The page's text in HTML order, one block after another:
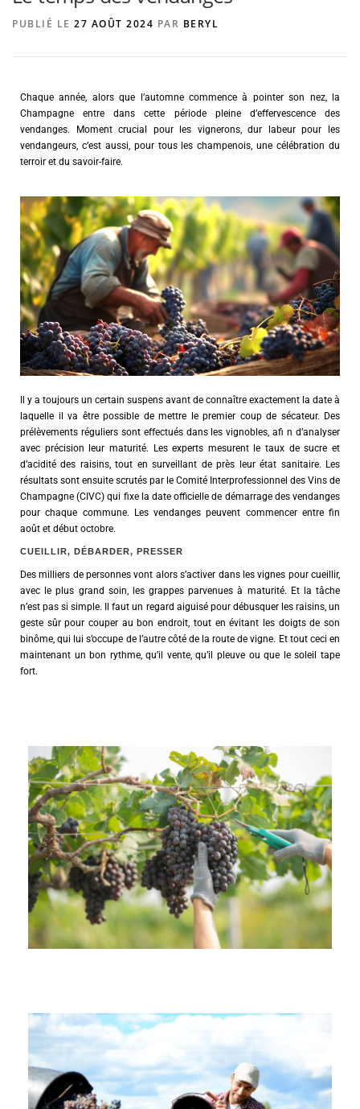
PUBLIÉ LE 27 AOÛT 2024 PAR BERYL
Chaque année, alors que l’automne commence à pointer son nez, la
Champagne entre dans cette période pleine d’effervescence des
vendanges. Moment crucial pour les vignerons, dur labeur pour les
vendangeurs, c’est aussi, pour tous les champenois, une célébration du
terroir et du savoir-faire.
Il y a toujours un certain suspens avant de connaître exactement la date à
laquelle il va être possible de mettre le premier coup de sécateur. Des
prélèvements réguliers sont effectués dans les vignobles, afi n d’analyser
avec précision leur maturité. Les experts mesurent le taux de sucre et
d’acidité des raisins, tout en surveillant de près leur état sanitaire. Les
résultats sont ensuite scrutés par le Comité Interprofessionnel des Vins de
Champagne (CIVC) qui fixe la date officielle de démarrage des vendanges
pour chaque commune. Les vendanges peuvent commencer entre fin
août et début octobre.
CUEILLIR, DÉBARDER, PRESSER
Des milliers de personnes vont alors s’activer dans les vignes pour cueillir,
avec le plus grand soin, les grappes parvenues à maturité. Et la tâche
n’est pas si simple. Il faut un regard aiguisé pour débusquer les raisins, un
geste sûr pour couper au bon endroit, tout en évitant les doigts de son
binôme, qui lui s’occupe de l’autre côté de la route de vigne. Et tout ceci en
maintenant un bon rythme, qu’il vente, qu’il pleuve ou que le soleil tape
fort.